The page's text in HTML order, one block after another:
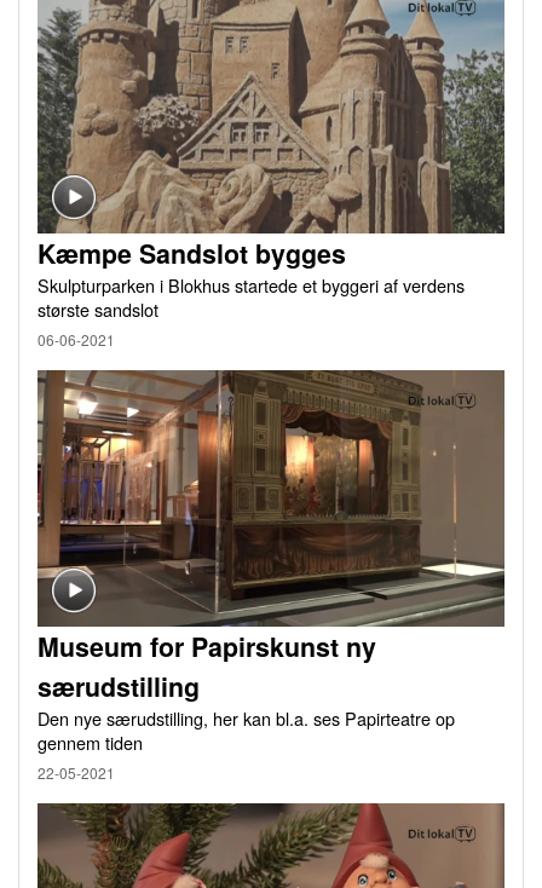
Kæmpe Sandslot bygges
Skulpturparken i Blokhus startede et byggeri af verdens
største sandslot
06-06-2021
Museum for Papirskunst ny
særudstilling
Den nye særudstilling, her kan bl.a. ses Papirteatre op
gennem tiden
22-05-2021